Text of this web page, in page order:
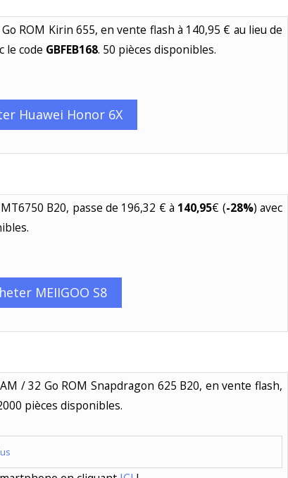
ROM Kirin 655, en vente flash à 140,95 € au lieu de
le code GBFEB168. 50 pièces disponibles.
Huawei Honor 6X
B20, passe de 196,32 € à 140,95€ (-28%) avec
MEIIGOO S8
/ 32 Go ROM Snapdragon 625 B20, en vente flash,
pièces disponibles.